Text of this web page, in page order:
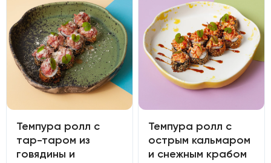
Темпура ролл с
тар-таром из
говядины и
Темпура ролл с
острым кальмаром
и снежным крабом